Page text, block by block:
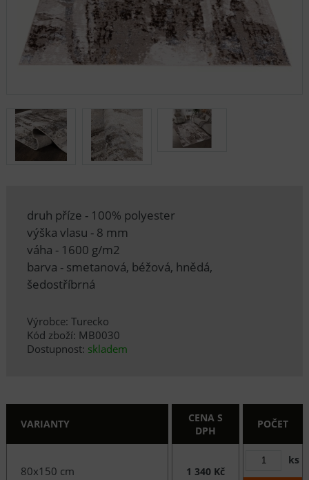
druh příze - 100% polyester
výška vlasu - 8 mm
váha - 1600 g/m2
barva - smetanová, béžová, hnědá,
šedostříbrná
Výrobce: Turecko
Kód zboží: MB0030
Dostupnost: skladem
VARIANTY
CENA S
DPH
POČET
80x150 cm 1 340 Kč
ks